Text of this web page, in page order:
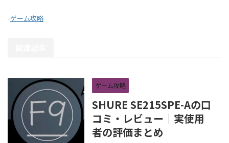
-ゲーム攻略
ゲーム攻略
SHURE SE215SPE-Aの口
コミ・レビュー｜実使用
者の評価まとめ